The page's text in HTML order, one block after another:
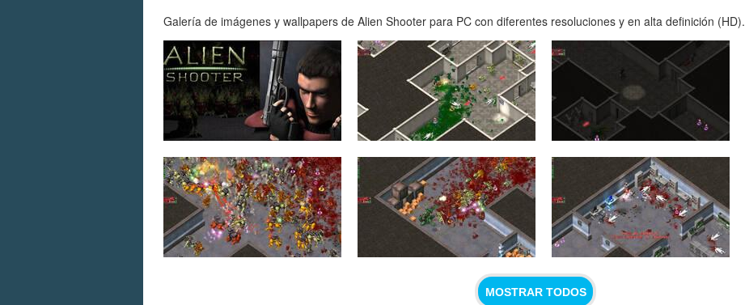
Galería de imágenes y wallpapers de Alien Shooter para PC con diferentes resoluciones y en alta definición (HD).
MOSTRAR TODOS